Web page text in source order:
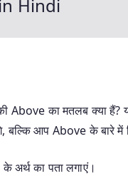
Hindi
Above का मतलब क्या
आप Above के बारे में
अर्थ का पता लगाएं।